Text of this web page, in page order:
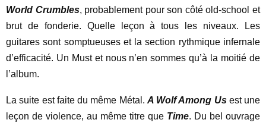
World Crumbles, probablement pour son côté old-school et
brut de fonderie. Quelle leçon à tous les niveaux. Les
guitares sont somptueuses et la section rythmique infernale
d’efficacité. Un Must et nous n’en sommes qu’à la moitié de
l’album.
La suite est faite du même Métal. A Wolf Among Usest une
leçon de violence, au même titre que Time. Du bel ouvrage